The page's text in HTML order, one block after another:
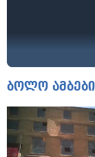
ბოლო